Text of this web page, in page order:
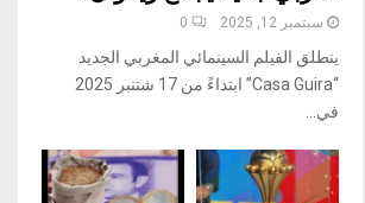
سبتمبر 12, 2025 0
ينطلق الفيلم السينمائي المغربي الجديد
“Casa Guira” ابتداءً من 17 شتنبر 2025
في...